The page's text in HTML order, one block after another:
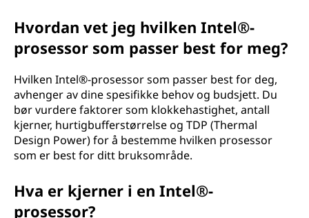
Hvordan vet jeg hvilken Intel®-
prosessor som passer best for meg?
Hvilken Intel®-prosessor som passer best for deg,
avhenger av dine spesifikke behov og budsjett. Du
bør vurdere faktorer som klokkehastighet, antall
kjerner, hurtigbufferstørrelse og TDP (Thermal
Design Power) for å bestemme hvilken prosessor
som er best for ditt bruksområde.
Hva er kjerner i en Intel®-
prosessor?